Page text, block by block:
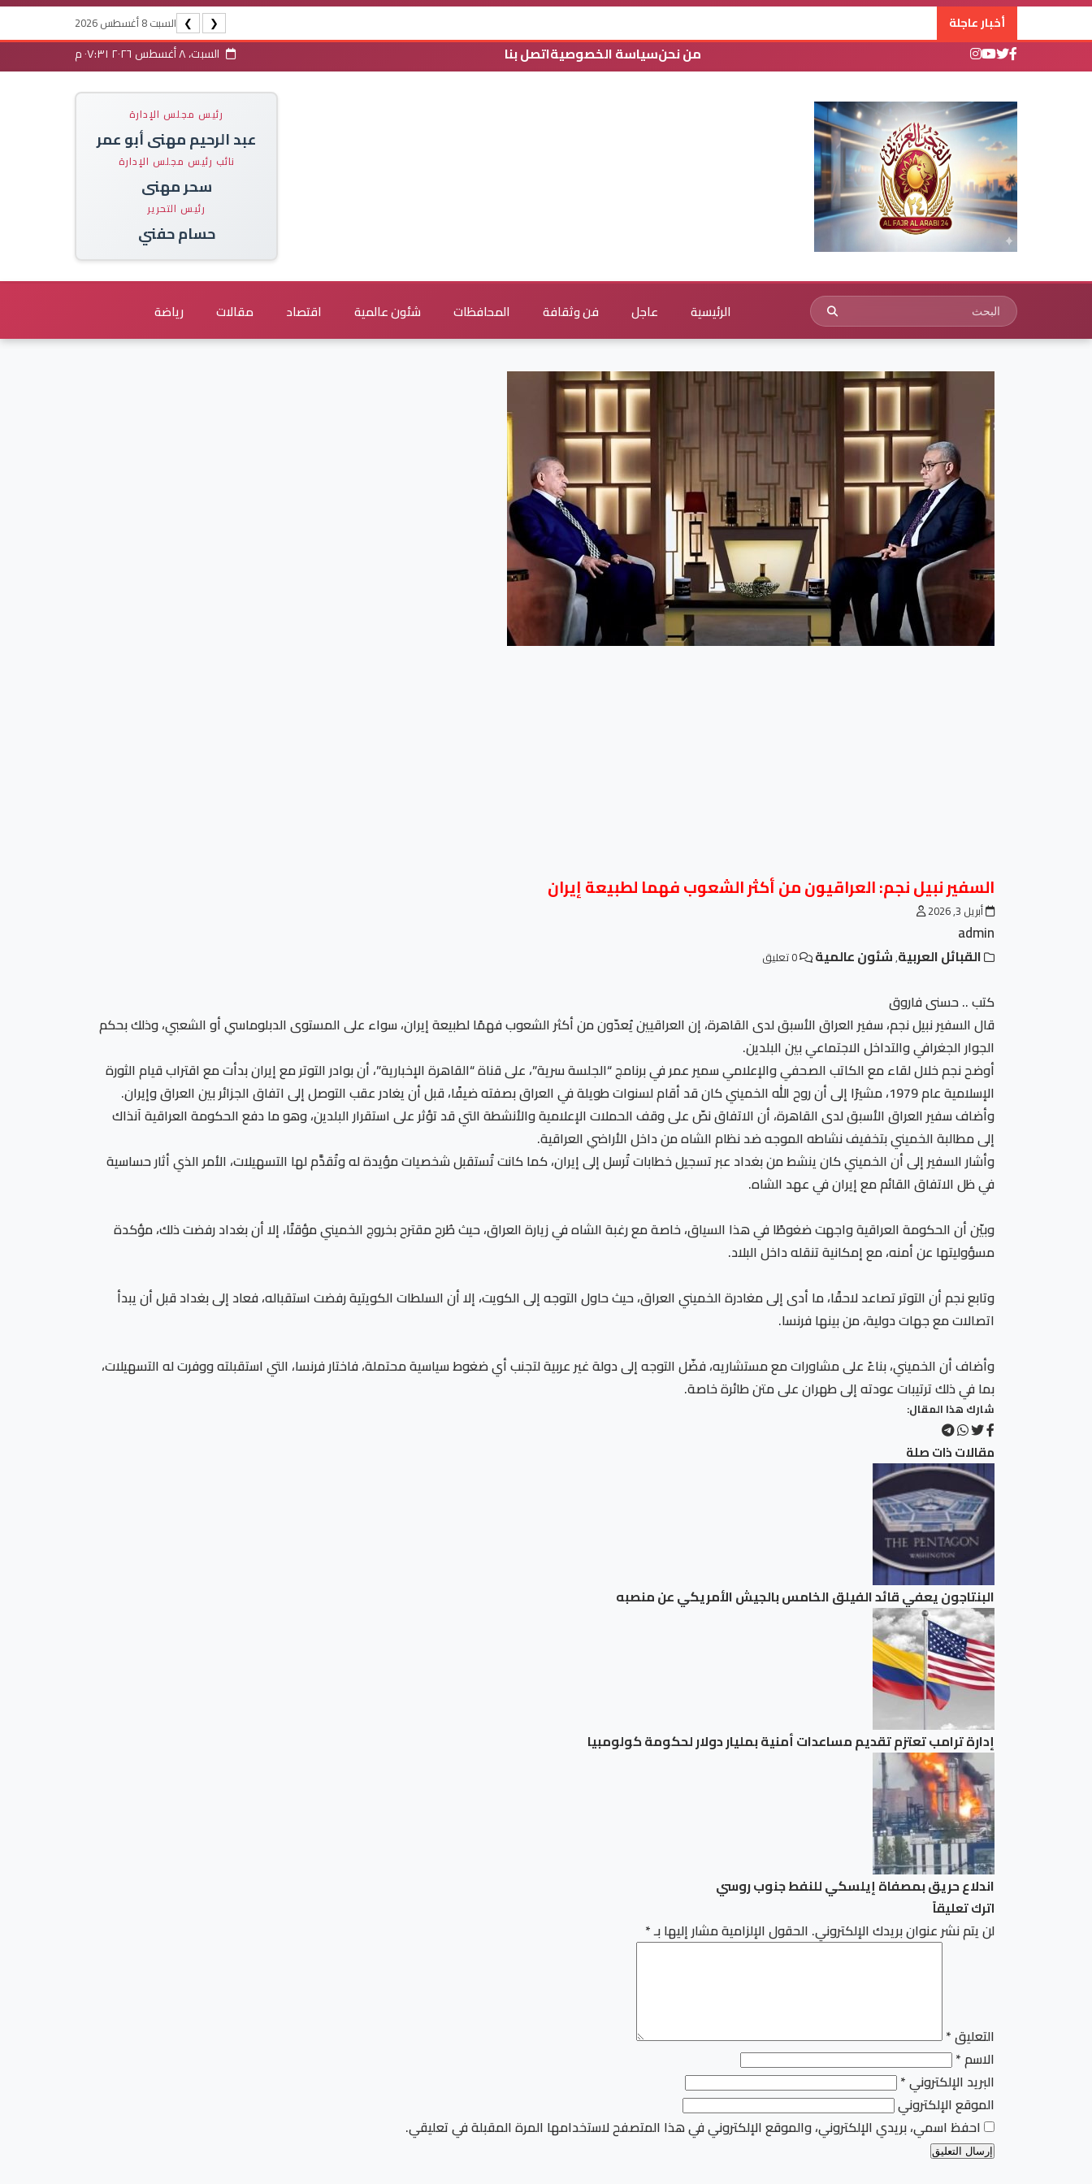
أخبار عاجلة ❮
❯ السبت 8 أغسطس 2026
من نحنسياسة الخصوصيةاتصل بنا السبت، ٨ أغسطس ٢٠٢٦ ٠٧:٣١ م
رئيس مجلس الإدارة
عبد الرحيم مهنى أبو عمر
نائب رئيس مجلس الإدارة
سحر مهنى
رئيس التحرير
حسام حفني
الرئيسية عاجل فن وثقافة المحافظات شئون عالمية اقتصاد مقالات رياضة
السفير نبيل نجم: العراقيون من أكثر الشعوب فهما لطبيعة إيران
أبريل 3, 2026
admin
القبائل العربية,شئون عالمية
كتب .. حسنى فاروق
قال السفير نبيل نجم، سفير العراق الأسبق لدى القاهرة، إن العراقيين يُعدّون من أكثر الشعوب فهمًا لطبيعة إيران، سواء على المستوى الدبلوماسي أو الشعبي، وذلك بحكم
الجوار الجغرافي والتداخل الاجتماعي بين البلدين.
أوضح نجم خلال لقاء مع الكاتب الصحفي والإعلامي سمير عمر في برنامج “الجلسة سرية”، على قناة “القاهرة الإخبارية”، أن بوادر التوتر مع إيران بدأت مع اقتراب قيام الثورة
الإسلامية عام 1979، مشيرًا إلى أن روح الله الخميني كان قد أقام لسنوات طويلة في العراق بصفته ضيفًا، قبل أن يغادر عقب التوصل إلى اتفاق الجزائر بين العراق وإيران.
وأضاف سفير العراق الأسبق لدى القاهرة، أن الاتفاق نصّ على وقف الحملات الإعلامية والأنشطة التي قد تؤثر على استقرار البلدين، وهو ما دفع الحكومة العراقية آنذاك
إلى مطالبة الخميني بتخفيف نشاطه الموجه ضد نظام الشاه من داخل الأراضي العراقية.
وأشار السفير إلى أن الخميني كان ينشط من بغداد عبر تسجيل خطابات تُرسل إلى إيران، كما كانت تُستقبل شخصيات مؤيدة له وتُقدَّم لها التسهيلات، الأمر الذي أثار حساسية
في ظل الاتفاق القائم مع إيران في عهد الشاه.
وبيّن أن الحكومة العراقية واجهت ضغوطًا في هذا السياق، خاصة مع رغبة الشاه في زيارة العراق، حيث طُرح مقترح بخروج الخميني مؤقتًا، إلا أن بغداد رفضت ذلك، مؤكدة
مسؤوليتها عن أمنه، مع إمكانية تنقله داخل البلاد.
وتابع نجم أن التوتر تصاعد لاحقًا، ما أدى إلى مغادرة الخميني العراق، حيث حاول التوجه إلى الكويت، إلا أن السلطات الكويتية رفضت استقباله، فعاد إلى بغداد قبل أن يبدأ
اتصالات مع جهات دولية، من بينها فرنسا.
وأضاف أن الخميني، بناءً على مشاورات مع مستشاريه، فضّل التوجه إلى دولة غير عربية لتجنب أي ضغوط سياسية محتملة، فاختار فرنسا، التي استقبلته ووفرت له التسهيلات،
بما في ذلك ترتيبات عودته إلى طهران على متن طائرة خاصة.
شارك هذا المقال:
مقالات ذات صلة
البنتاجون يعفي قائد الفيلق الخامس بالجيش الأمريكي عن منصبه
إدارة ترامب تعتزم ⁠تقديم مساعدات ​أمنية بمليار ​دولار لحكومة كولومبيا
اندلاع حريق بمصفاة إيلسكي للنفط جنوب روسي
اترك تعليقاً
لن يتم نشر عنوان بريدك الإلكتروني. الحقول الإلزامية مشار إليها بـ*
التعليق*
الاسم*
البريد الإلكتروني*
الموقع الإلكتروني
احفظ اسمي، بريدي الإلكتروني، والموقع الإلكتروني في هذا المتصفح لاستخدامها المرة المقبلة في تعليقي.